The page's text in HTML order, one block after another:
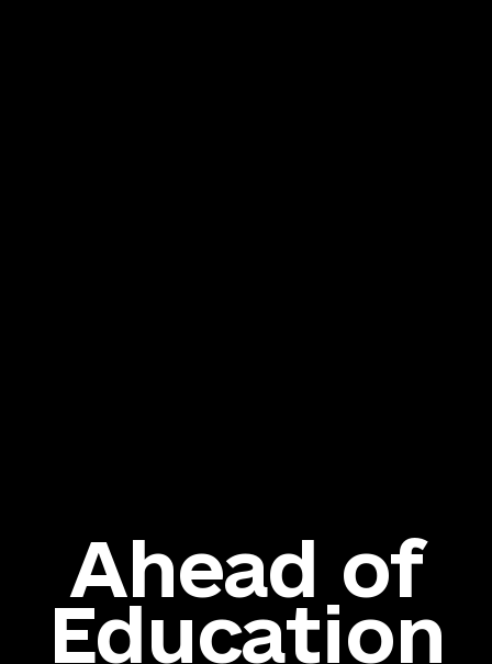
Ahead of
Education